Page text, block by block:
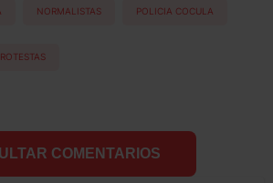
NORMALISTAS POLICIA COCULA
COMENTARIOS